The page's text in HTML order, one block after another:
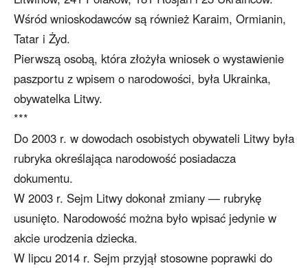
Wśród wnioskodawców są również Karaim, Ormianin,
Tatar i Żyd.
Pierwszą osobą, która złożyła wniosek o wystawienie
paszportu z wpisem o narodowości, była Ukrainka,
obywatelka Litwy.
***
Do 2003 r. w dowodach osobistych obywateli Litwy była
rubryka określająca narodowość posiadacza
dokumentu.
W 2003 r. Sejm Litwy dokonał zmiany — rubrykę
usunięto. Narodowość można było wpisać jedynie w
akcie urodzenia dziecka.
W lipcu 2014 r. Sejm przyjął stosowne poprawki do